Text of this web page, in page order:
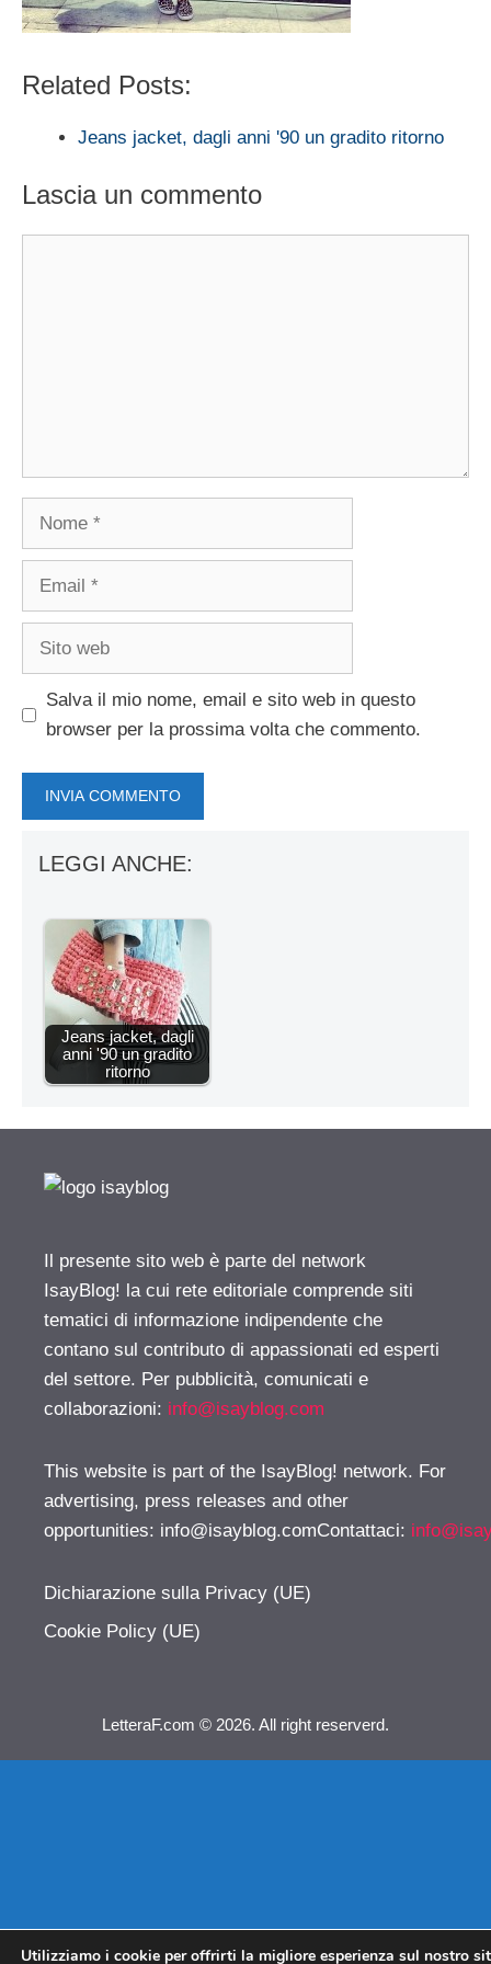
Related Posts:
Jeans jacket, dagli anni '90 un gradito ritorno
Lascia un commento
Nome
Email
Sito
Salva il mio nome, email e sito web in questo
browser per la prossima volta che commento.
LEGGI ANCHE:
Jeans jacket, dagli
anni '90 un gradito
ritorno
Il presente sito web è parte del network
IsayBlog! la cui rete editoriale comprende siti
tematici di informazione indipendente che
contano sul contributo di appassionati ed esperti
del settore. Per pubblicità, comunicati e
collaborazioni: info@isayblog.com
This website is part of the IsayBlog! network. For
advertising, press releases and other
opportunities: info@isayblog.comContattaci:
Dichiarazione sulla Privacy (UE)
Cookie Policy (UE)
LetteraF.com © 2026. All right reserverd.
Utilizziamo i cookie per offrirti la migliore esperienza sul nostro